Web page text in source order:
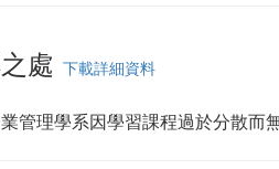
處 下載詳細資料
管理學系因學習課程過於分散而